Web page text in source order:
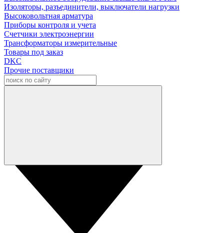
Изоляторы, разъединители, выключатели нагрузки
Высоковольтная арматура
Приборы контроля и учета
Счетчики электроэнергии
Трансформаторы измерительные
Товары под заказ
DKC
Прочие поставщики